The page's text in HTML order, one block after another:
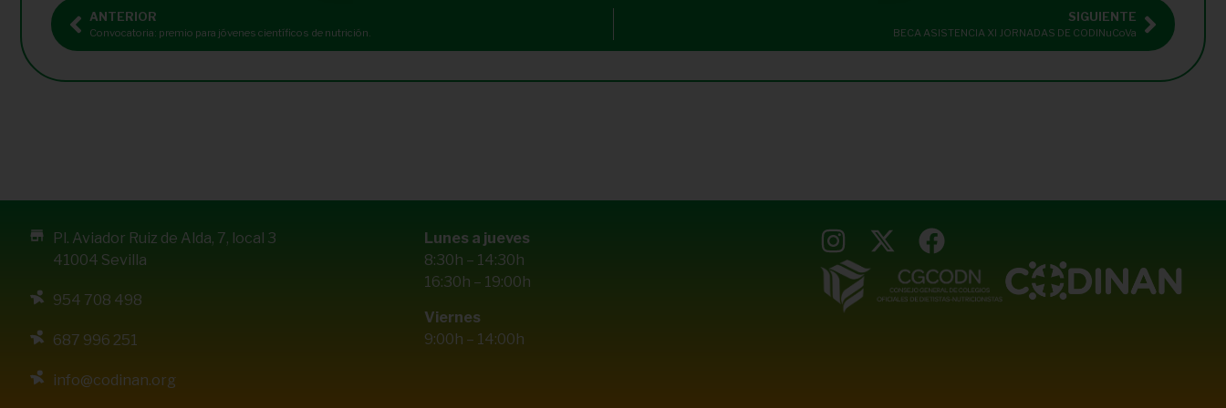
ANTERIOR
Convocatoria: premio para jóvenes científicos de nutrición.
SIGUIENTE
BECA ASISTENCIA XI JORNADAS DE CODINuCoVa
Pl. Aviador Ruiz de Alda, 7, local 3
41004 Sevilla
954 708 498
687 996 251
info@codinan.org
Lunes a jueves
8:30h – 14:30h
16:30h – 19:00h
Viernes
9:00h – 14:00h